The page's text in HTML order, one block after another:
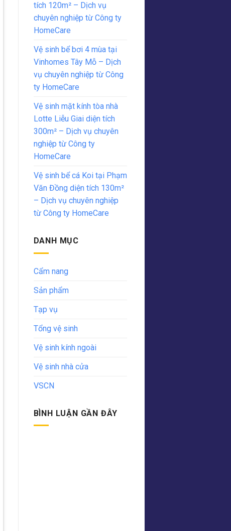
tích 120m² – Dịch vụ
chuyên nghiệp từ Công ty
HomeCare
Vệ sinh bể bơi 4 mùa tại
Vinhomes Tây Mỗ – Dịch
vụ chuyên nghiệp từ Công
ty HomeCare
Vệ sinh mặt kính tòa nhà
Lotte Liễu Giai diện tích
300m² – Dịch vụ chuyên
nghiệp từ Công ty
HomeCare
Vệ sinh bể cá Koi tại Phạm
Văn Đồng diện tích 130m²
– Dịch vụ chuyên nghiệp
từ Công ty HomeCare
DANH MỤC
Cẩm nang
Sản phẩm
Tạp vụ
Tổng vệ sinh
Vệ sinh kính ngoài
Vệ sinh nhà cửa
VSCN
BÌNH LUẬN GẦN ĐÂY